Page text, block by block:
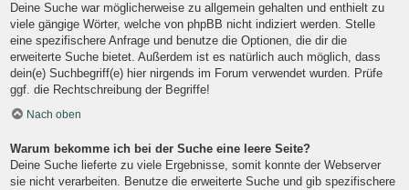
Deine Suche war möglicherweise zu allgemein gehalten und enthielt zu
viele gängige Wörter, welche von phpBB nicht indiziert werden. Stelle
eine spezifischere Anfrage und benutze die Optionen, die dir die
erweiterte Suche bietet. Außerdem ist es natürlich auch möglich, dass
dein(e) Suchbegriff(e) hier nirgends im Forum verwendet wurden. Prüfe
ggf. die Rechtschreibung der Begriffe!
Nach oben
Warum bekomme ich bei der Suche eine leere Seite?
Deine Suche lieferte zu viele Ergebnisse, somit konnte der Webserver
sie nicht verarbeiten. Benutze die erweiterte Suche und gib spezifischere